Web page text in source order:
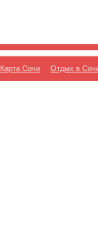
Карта Сочи Отдых в